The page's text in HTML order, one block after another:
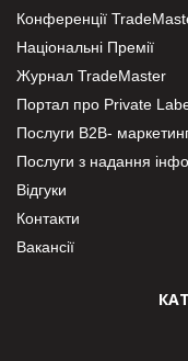
Конференції
Національні Премії
Журнал TradeMaster
Портал про Private
Послуги В2В-
Послуги з надання
Відгуки
Контакти
Вакансії